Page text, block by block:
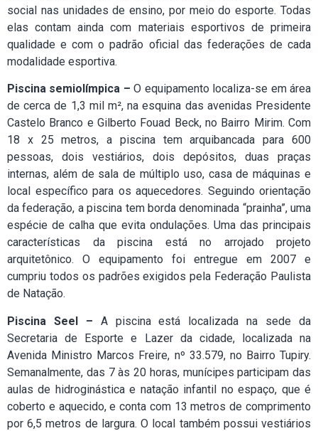
social nas unidades de ensino, por meio do esporte. Todas
elas contam ainda com materiais esportivos de primeira
qualidade e com o padrão oficial das federações de cada
modalidade esportiva.
Piscina semiolímpica –O equipamento localiza-se em área
de cerca de 1,3 mil m², na esquina das avenidas Presidente
Castelo Branco e Gilberto Fouad Beck, no Bairro Mirim. Com
18 x 25 metros, a piscina tem arquibancada para 600
pessoas, dois vestiários, dois depósitos, duas praças
internas, além de sala de múltiplo uso, casa de máquinas e
local específico para os aquecedores. Seguindo orientação
da federação, a piscina tem borda denominada “prainha”, uma
espécie de calha que evita ondulações. Uma das principais
características da piscina está no arrojado projeto
arquitetônico. O equipamento foi entregue em 2007 e
cumpriu todos os padrões exigidos pela Federação Paulista
de Natação.
Piscina Seel – A piscina está localizada na sede da
Secretaria de Esporte e Lazer da cidade, localizada na
Avenida Ministro Marcos Freire, nº 33.579, no Bairro Tupiry.
Semanalmente, das 7 às 20 horas, munícipes participam das
aulas de hidroginástica e natação infantil no espaço, que é
coberto e aquecido, e conta com 13 metros de comprimento
por 6,5 metros de largura. O local também possui vestiários